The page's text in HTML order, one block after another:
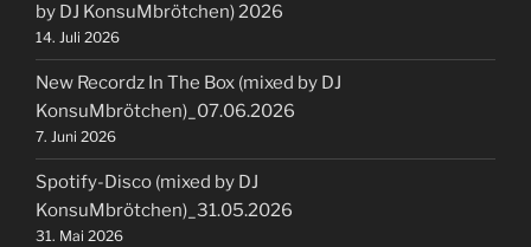
by DJ KonsuMbrötchen) 2026
14. Juli 2026
New Recordz In The Box (mixed by DJ
KonsuMbrötchen)_07.06.2026
7. Juni 2026
Spotify-Disco (mixed by DJ
KonsuMbrötchen)_31.05.2026
31. Mai 2026